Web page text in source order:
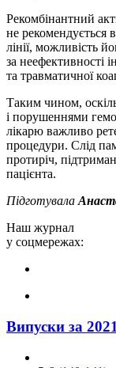
Рекомбінантний
не рекомендується
лінії, можливість
за неефективності
та травматичної
Таким чином,
і порушеннями
лікарю важливо
процедури. Слід
протиріч,
пацієнта.
Підготувала
Наш журнал
у соцмережах:
Випуски за